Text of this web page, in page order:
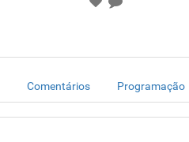
Comentários Programação